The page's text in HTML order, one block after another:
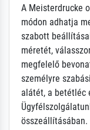
A Meisterdrucke
módon adhatja
szabott
méretét,
megfelelő
személyre
alátét, a betétléc
összeállításában.